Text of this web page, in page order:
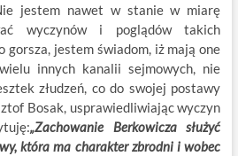
jestem nawet w stanie w miarę
wyczynów i poglądów takich
gorsza, jestem świadom, iż mają one
innych kanalii sejmowych, nie
złudzeń, co do swojej postawy
Bosak, usprawiedliwiając wyczyn
„Zachowanie Berkowicza służyć
która ma charakter zbrodni i wobec